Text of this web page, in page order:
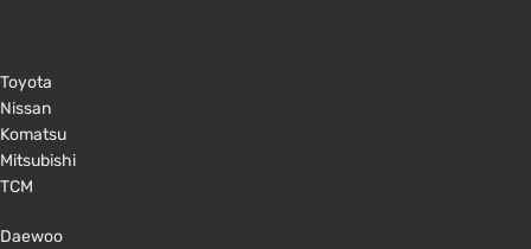
Toyota
Nissan
Komatsu
Mitsubishi
TCM
Daewoo